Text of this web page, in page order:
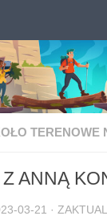
TERENOWE
ANNĄ
03-21 ·